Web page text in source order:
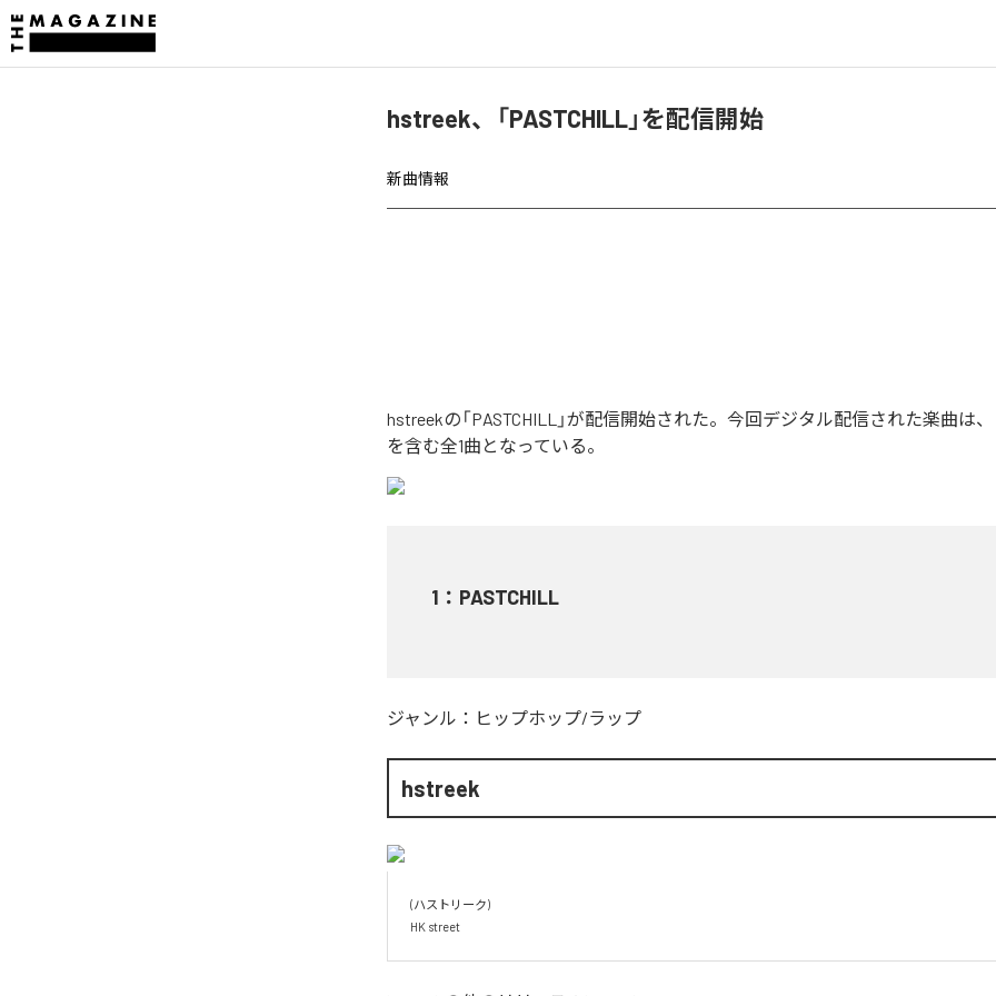
hstreek、「PASTCHILL」を配信開始
新曲情報
hstreekの「PASTCHILL」が配信開始された。今回デジタル配信された楽曲は、「
を含む全1曲となっている。
1 ： PASTCHILL
ジャンル： ヒップホップ/ラップ
hstreek
(ハストリーク)
HK street